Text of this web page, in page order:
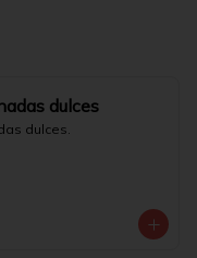
dulces
dulces.